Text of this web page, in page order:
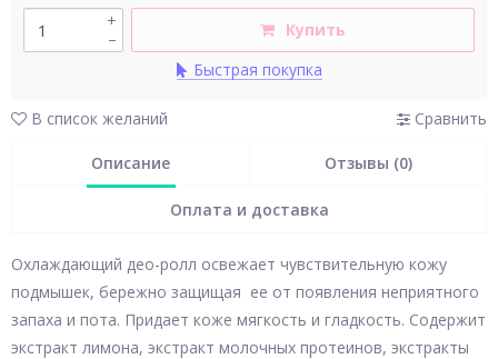
–
+
Купить
Быстрая покупка
В список желаний Сравнить
Описание Отзывы (0)
Оплата и доставка
Охлаждающий део-ролл освежает чувствительную кожу
подмышек, бережно защищая ее от появления неприятного
запаха и пота. Придает коже мягкость и гладкость. Содержит
экстракт лимона, экстракт молочных протеинов, экстракты